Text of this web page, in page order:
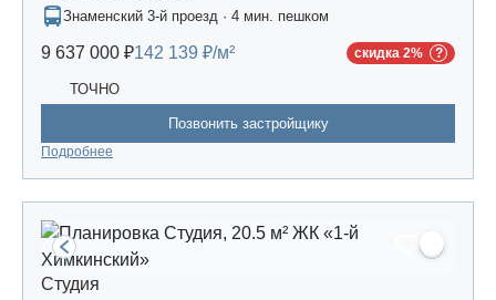
Знаменский 3-й проезд · 4 мин. пешком
9 637 000 ₽142 139 ₽/м² скидка 2%
ТОЧНО
Позвонить застройщику
Подробнее
Студия